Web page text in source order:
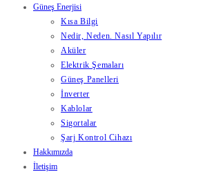
Güneş Enerjisi
Kısa Bilgi
Nedir, Neden. Nasıl Yapılır
Aküler
Elektrik Şemaları
Güneş Panelleri
İnverter
Kablolar
Sigortalar
Şarj Kontrol Cihazı
Hakkımızda
İletişim